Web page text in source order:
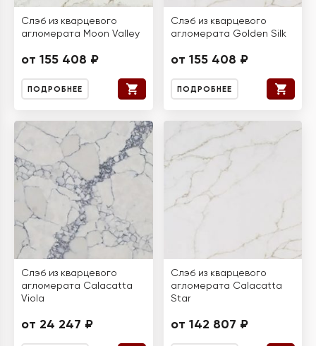
Слэб из кварцевого
агломерата Moon Valley
от 155 408 ₽
ПОДРОБНЕЕ
Слэб из кварцевого
агломерата Golden Silk
от 155 408 ₽
ПОДРОБНЕЕ
Слэб из кварцевого
агломерата Calacatta
Viola
от 24 247 ₽
Слэб из кварцевого
агломерата Calacatta
Star
от 142 807 ₽